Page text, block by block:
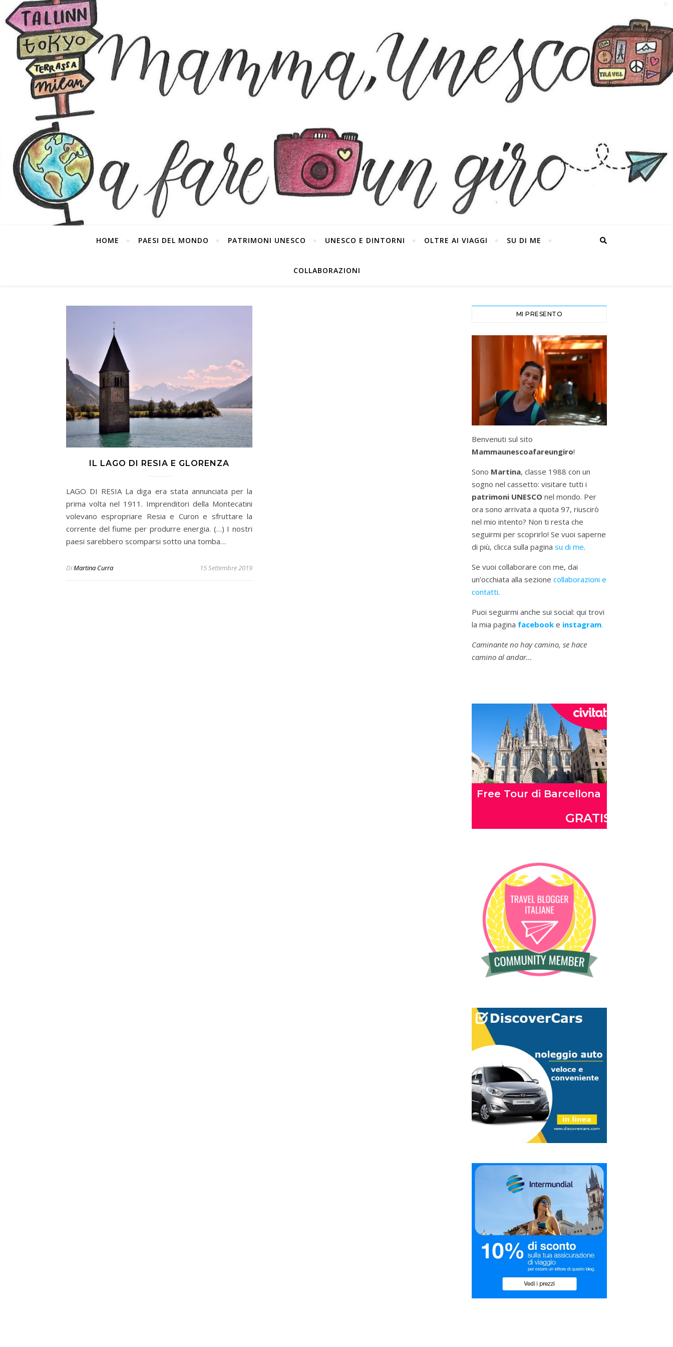
HOME PAESI DEL MONDO PATRIMONI UNESCO UNESCO E DINTORNI OLTRE AI VIAGGI SU DI ME
COLLABORAZIONI
IL LAGO DI RESIA E GLORENZA
LAGO DI RESIA La diga era stata annunciata per la
prima volta nel 1911. Imprenditori della Montecatini
volevano espropriare Resia e Curon e sfruttare la
corrente del fiume per produrre energia. (…) I nostri
paesi sarebbero scomparsi sotto una tomba…
DiMartina Curra 15 Settembre 2019
MI PRESENTO
Benvenuti sul sito
Mammaunescoafareungiro!
Sono Martina, classe 1988 con un
sogno nel cassetto: visitare tutti i
patrimoni UNESCO nel mondo. Per
ora sono arrivata a quota 97, riuscirò
nel mio intento? Non ti resta che
seguirmi per scoprirlo! Se vuoi saperne
di più, clicca sulla pagina su di me.
Se vuoi collaborare con me, dai
un’occhiata alla sezione collaborazioni e
contatti.
Puoi seguirmi anche sui social: qui trovi
la mia pagina facebook e instagram.
Caminante no hay camino, se hace
camino al andar…